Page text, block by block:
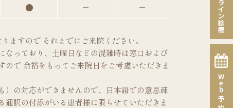
● － －
ますので それまでにご来院ください。
っており、土曜日などの混雑時は窓口および
で 余裕をもってご来院日をご考慮いただきま
の対応ができませんので、日本語での意思疎
訳の付添がいる患者様に限らせていただきま